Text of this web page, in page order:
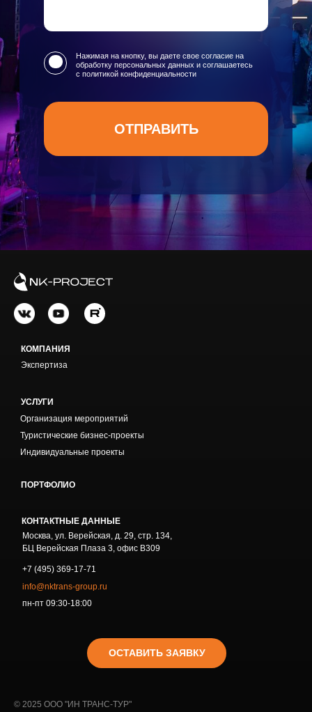
УСЛУГИ
© 2025 ООО "ИН ТРАНС-ТУР"
КОНТАКТНЫЕ ДАННЫЕ
пн-пт 09:30-18:00
info@nktrans-group.ru
+7 (495) 369-17-71
Москва, ул. Верейская, д. 29, стр. 134,
БЦ Верейская Плаза 3, офис В309
Организация мероприятий
Индивидуальные проекты
КОМПАНИЯ
Экспертиза
ПОРТФОЛИО
Туристические бизнес-проекты
ОСТАВИТЬ ЗАЯВКУ